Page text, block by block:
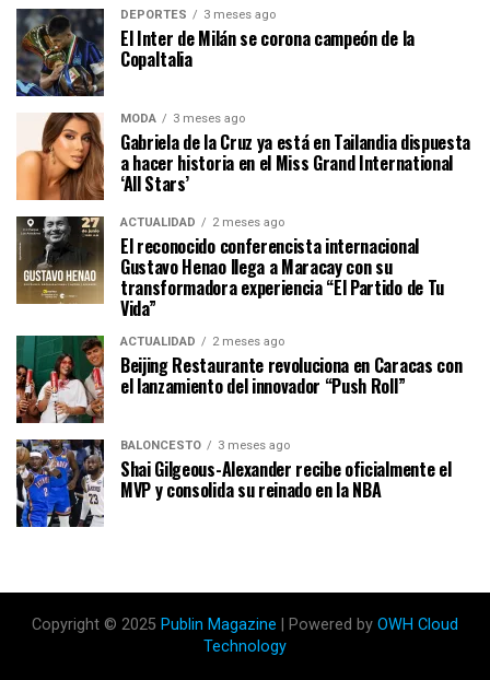
DEPORTES 3 meses ago
El Inter de Milán se corona campeón de la
CopaItalia
MODA 3 meses ago
Gabriela de la Cruz ya está en Tailandia dispuesta
a hacer historia en el Miss Grand International
‘All Stars’
ACTUALIDAD 2 meses ago
El reconocido conferencista internacional
Gustavo Henao llega a Maracay con su
transformadora experiencia “El Partido de Tu
Vida”
ACTUALIDAD 2 meses ago
Beijing Restaurante revoluciona en Caracas con
el lanzamiento del innovador “Push Roll”
BALONCESTO 3 meses ago
Shai Gilgeous-Alexander recibe oficialmente el
MVP y consolida su reinado en la NBA
Copyright © 2025 Publin Magazine | Powered by OWH Cloud
Technology